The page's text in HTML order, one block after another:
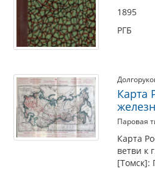
1895
РГБ
Карта
Паровая
Карта
ветви к
[Томск]: